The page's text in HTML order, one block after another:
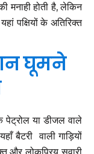
होती है, लेकिन
पक्षियों के अतिरिक्त
घूमने
पेट्रोल या डीजल वाले
बैटरी वाली गाड़ियों
और लोकप्रिय सवारी